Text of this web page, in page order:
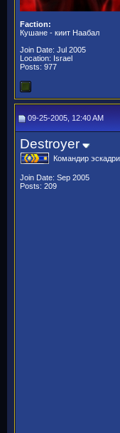
Faction:
Кушане - киит Наабал
Join Date: Jul 2005
Location: Israel
Posts: 977
09-25-2005, 12:40 AM
Destroyer
Командир
Join Date: Sep 2005
Posts: 209